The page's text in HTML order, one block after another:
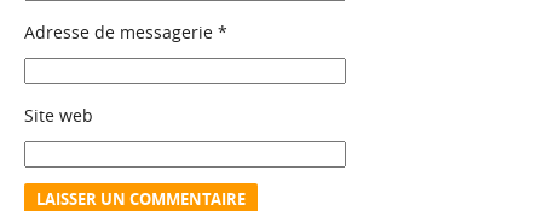
Adresse de messagerie *
Site web